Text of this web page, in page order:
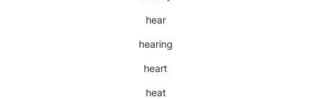
hear
hearing
heart
heat